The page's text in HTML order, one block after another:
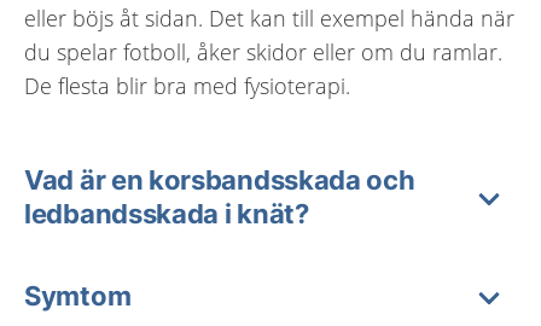
eller böjs åt sidan. Det kan till exempel hända när
du spelar fotboll, åker skidor eller om du ramlar.
De flesta blir bra med fysioterapi.
Vad är en korsbandsskada och
ledbandsskada i knät?
Symtom